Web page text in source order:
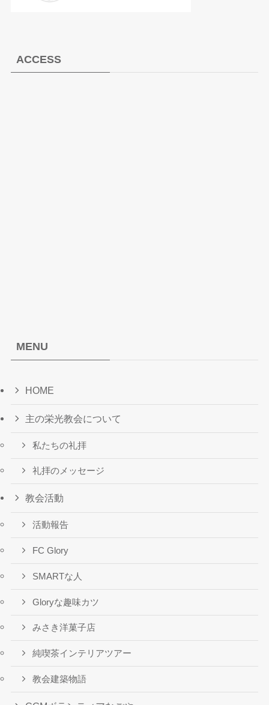
ACCESS
MENU
HOME
主の栄光教会について
私たちの礼拝
礼拝のメッセージ
教会活動
活動報告
FC Glory
SMARTな人
Gloryな趣味カツ
みさき洋菓子店
純喫茶インテリアツアー
教会建築物語